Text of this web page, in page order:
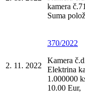
kamera
Suma
2. 11. 2022
370/2022
Kamera
Elektrina
1.000000
10.00 Eur,